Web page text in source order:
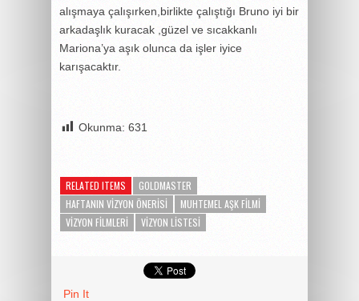
alışmaya çalışırken,birlikte çalıştığı Bruno iyi bir
arkadaşlık kuracak ,güzel ve sıcakkanlı
Mariona’ya aşık olunca da işler iyice
karışacaktır.
Okunma: 631
RELATED ITEMS
GOLDMASTER
HAFTANIN VIZYON ÖNERISI
MUHTEMEL AŞK FILMI
VIZYON FILMLERI
VIZYON LISTESI
Pin It